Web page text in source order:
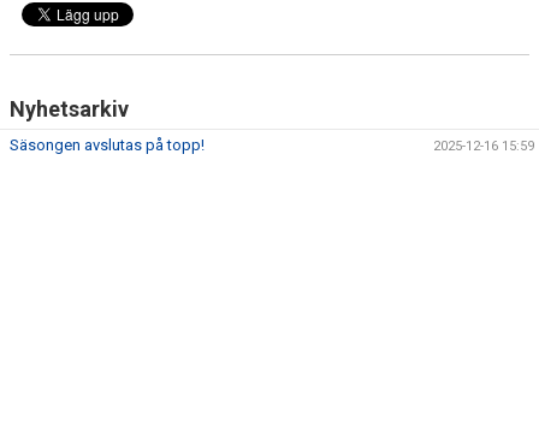
Nyhetsarkiv
Säsongen avslutas på topp! 2025-12-16 15:59